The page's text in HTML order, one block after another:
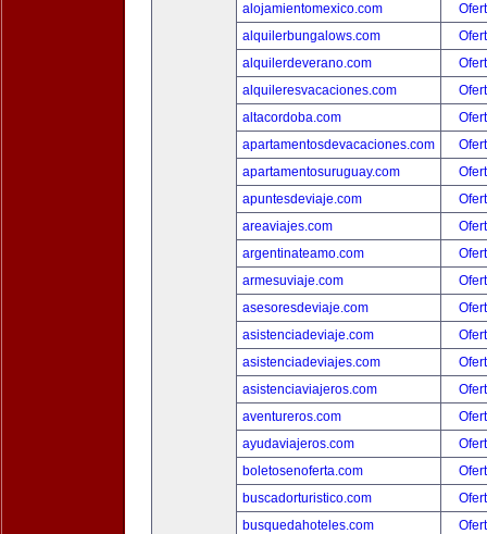
alojamientomexico.com
alquilerbungalows.com
alquilerdeverano.com
alquileresvacaciones.com
altacordoba.com
apartamentosdevacaciones.com
apartamentosuruguay.com
apuntesdeviaje.com
areaviajes.com
argentinateamo.com
armesuviaje.com
asesoresdeviaje.com
asistenciadeviaje.com
asistenciadeviajes.com
asistenciaviajeros.com
aventureros.com
ayudaviajeros.com
boletosenoferta.com
buscadorturistico.com
busquedahoteles.com